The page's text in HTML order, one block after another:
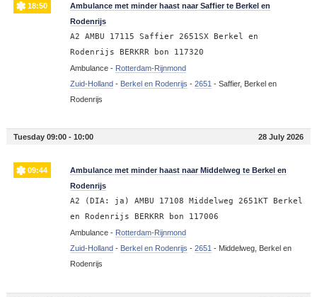
18:50
Ambulance met minder haast naar Saffier te Berkel en
Rodenrijs
A2 AMBU 17115 Saffier 2651SX Berkel en
Rodenrijs BERKRR bon 117320
Ambulance - Rotterdam-Rijnmond
Zuid-Holland- Berkel en Rodenrijs - 2651 - Saffier, Berkel en
Rodenrijs
Tuesday 09:00 - 10:00 28 July 2026
09:44
Ambulance met minder haast naar Middelweg te Berkel en
Rodenrijs
A2 (DIA: ja) AMBU 17108 Middelweg 2651KT Berkel
en Rodenrijs BERKRR bon 117006
Ambulance - Rotterdam-Rijnmond
Zuid-Holland- Berkel en Rodenrijs - 2651 - Middelweg, Berkel en
Rodenrijs